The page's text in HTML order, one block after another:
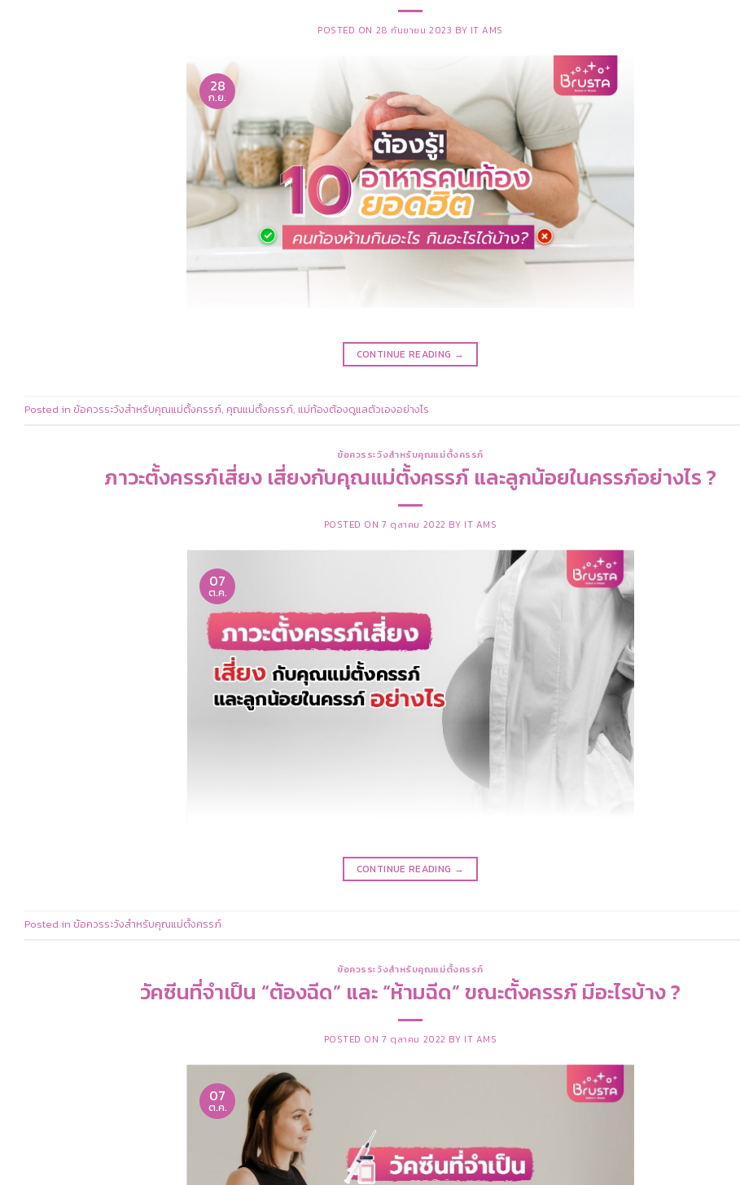
POSTED ON 28 กันยายน 2023 BY IT AMS
28
ก.ย.
CONTINUE READING →
Posted in ข้อควรระวังสำหรับคุณแม่ตั้งครรภ์, คุณแม่ตั้งครรภ์, แม่ท้องต้องดูแลตัวเองอย่างไร
ข้อควรระวังสำหรับคุณแม่ตั้งครรภ์
ภาวะตั้งครรภ์เสี่ยง เสี่ยงกับคุณแม่ตั้งครรภ์ และลูกน้อยในครรภ์อย่างไร ?
POSTED ON7 ตุลาคม 2022 BY IT AMS
07
ต.ค.
CONTINUE READING →
Posted in ข้อควรระวังสำหรับคุณแม่ตั้งครรภ์
ข้อควรระวังสำหรับคุณแม่ตั้งครรภ์
วัคซีนที่จำเป็น “ต้องฉีด” และ “ห้ามฉีด” ขณะตั้งครรภ์ มีอะไรบ้าง ?
POSTED ON7 ตุลาคม 2022 BY IT AMS
07
ต.ค.